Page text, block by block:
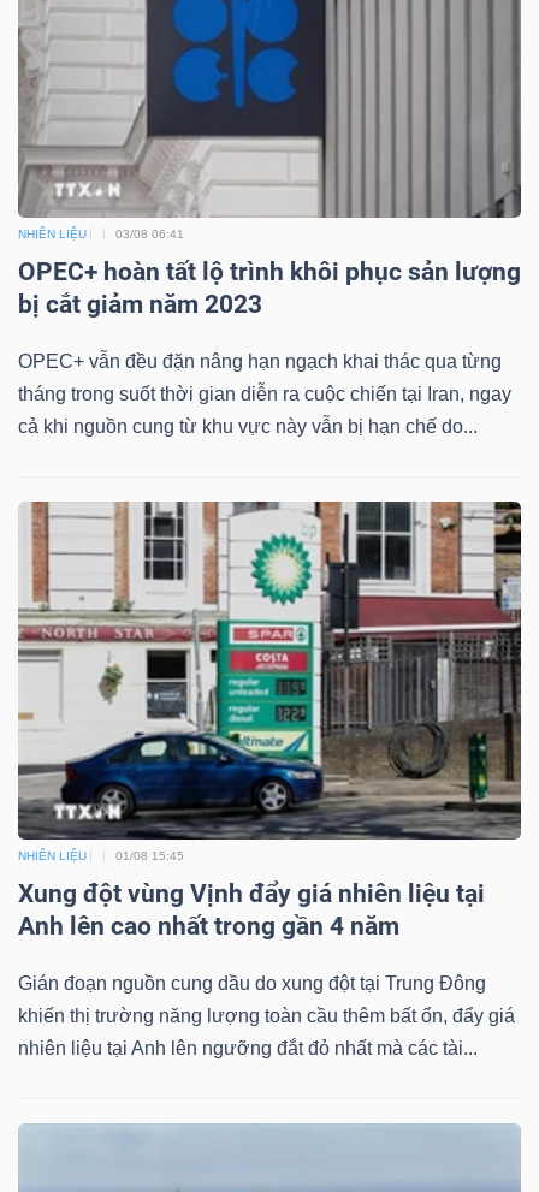
NHIÊN LIỆU 03/08 06:41
OPEC+ hoàn tất lộ trình khôi phục sản lượng
bị cắt giảm năm 2023
OPEC+ vẫn đều đặn nâng hạn ngạch khai thác qua từng
tháng trong suốt thời gian diễn ra cuộc chiến tại Iran, ngay
cả khi nguồn cung từ khu vực này vẫn bị hạn chế do...
NHIÊN LIỆU 01/08 15:45
Xung đột vùng Vịnh đẩy giá nhiên liệu tại
Anh lên cao nhất trong gần 4 năm
Gián đoạn nguồn cung dầu do xung đột tại Trung Đông
khiến thị trường năng lượng toàn cầu thêm bất ổn, đẩy giá
nhiên liệu tại Anh lên ngưỡng đắt đỏ nhất mà các tài...
Sách
tài
chính
Công
cụ
tư
Truyền
thông
tài
chính
Dữ
liệu
tài
chính